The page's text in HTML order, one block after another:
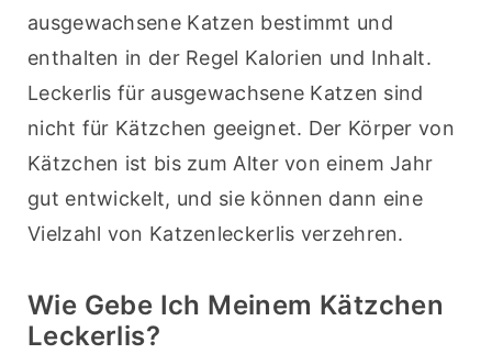
ausgewachsene Katzen bestimmt und
enthalten in der Regel Kalorien und Inhalt.
Leckerlis für ausgewachsene Katzen sind
nicht für Kätzchen geeignet. Der Körper von
Kätzchen ist bis zum Alter von einem Jahr
gut entwickelt, und sie können dann eine
Vielzahl von Katzenleckerlis verzehren.
Wie Gebe Ich Meinem Kätzchen
Leckerlis?